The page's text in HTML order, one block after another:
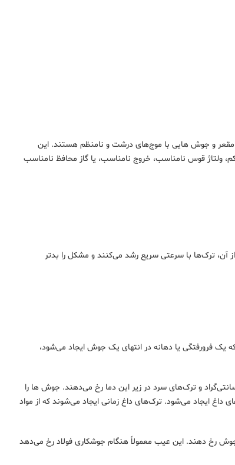
و جوش هایی با موج‌های درشت و نامنظم هستند. این
قوس نامناسب، خروج نامناسب، یا گاز محافظ نامناسب
ترک‌ها با سرعتی سریع رشد می‌کنند و مشکل را بدتر
یک فرورفتگی یا دهانه در انتهای یک جوش ایجاد می‌شود،
می‌توان به ترک‌های گرم یا سرد طبقه‌بندی کرد. ترک‌های گرم در دمای بالای ۵۵۰ درجه سانتی‌گراد و ترک‌های سرد در زیر این دما رخ می‌دهند. جوش ها را
ترک‌های داغ ایجاد می‌شود. ترک‌های داغ زمانی ایجاد می‌شوند که از مواد
رخ دهند. این عیب معمولاً هنگام جوشکاری فولاد رخ می‌دهد